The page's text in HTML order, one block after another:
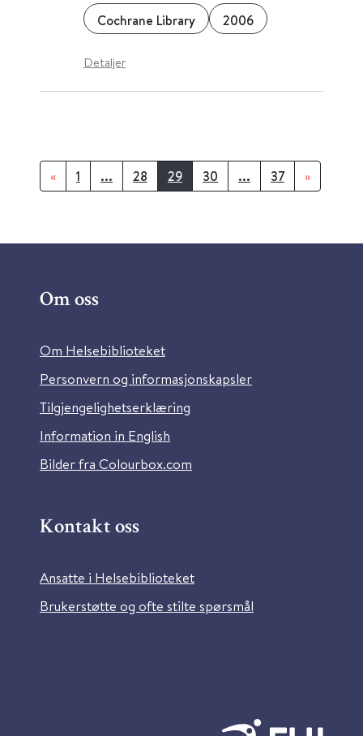
Cochrane Library 2006
Detaljer
« 1 ... 28 29 30 ... 37 »
Om oss
Om Helsebiblioteket
Personvern og informasjonskapsler
Tilgjengelighetserklæring
Information in English
Bilder fra Colourbox.com
Kontakt oss
Ansatte i Helsebiblioteket
Brukerstøtte og ofte stilte spørsmål